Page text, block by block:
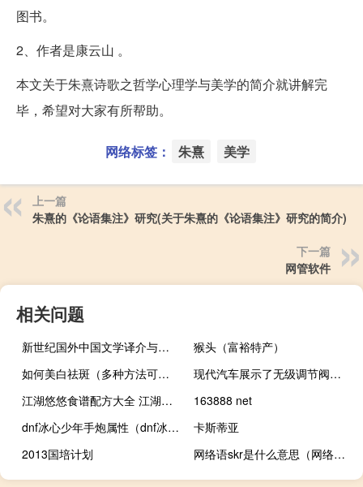
图书。
2、作者是康云山 。
本文关于朱熹诗歌之哲学心理学与美学的简介就讲解完
毕，希望对大家有所帮助。
网络标签： 朱熹 美学
上一篇
朱熹的《论语集注》研究(关于朱熹的《论语集注》研究的简介)
下一篇
网管软件
相关问题
新世纪国外中国文学译介与研究文情报告·北美卷(2004—2006)(关于新世纪国外中国文学译介与研究文情报告·北美卷(2004—2006)的简介)
猴头（富裕特产）
如何美白祛斑（多种方法可以尝试）
现代汽车展示了无级调节阀持续时间的发动机技术
江湖悠悠食谱配方大全 江湖悠悠食谱一览
163888 net
dnf冰心少年手炮属性（dnf冰心）
卡斯蒂亚
2013国培计划
网络语skr是什么意思（网络语skr是啥意思）